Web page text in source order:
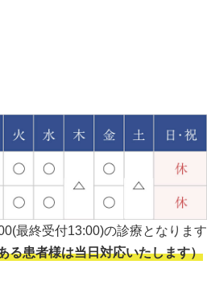
最終受付13:00)の診療となります
る患者様は当日対応いたします）